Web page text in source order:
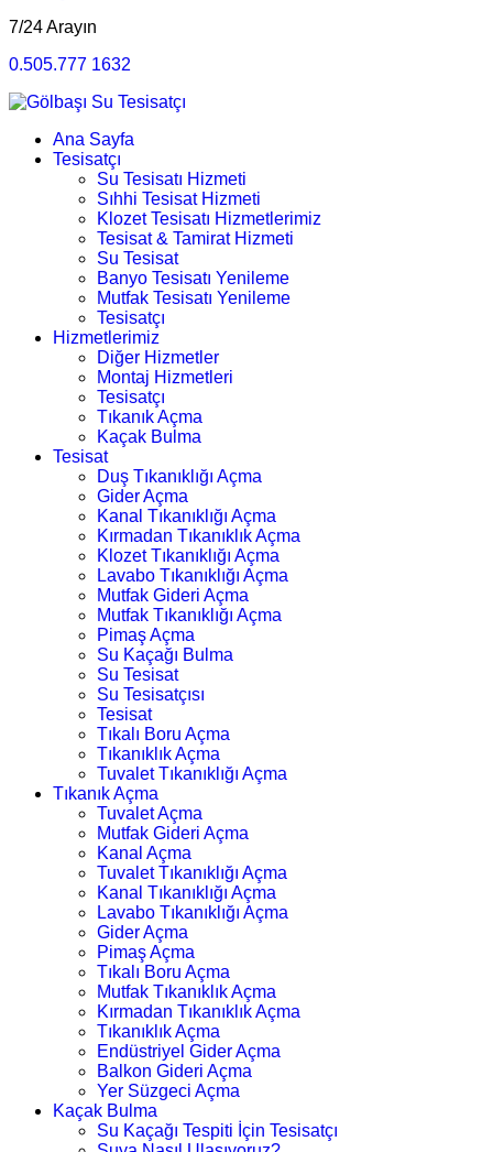
7/24 Arayın
0.505.777 1632
Ana Sayfa
Tesisatçı
Su Tesisatı Hizmeti
Sıhhi Tesisat Hizmeti
Klozet Tesisatı Hizmetlerimiz
Tesisat & Tamirat Hizmeti
Su Tesisat
Banyo Tesisatı Yenileme
Mutfak Tesisatı Yenileme
Tesisatçı
Hizmetlerimiz
Diğer Hizmetler
Montaj Hizmetleri
Tesisatçı
Tıkanık Açma
Kaçak Bulma
Tesisat
Duş Tıkanıklığı Açma
Gider Açma
Kanal Tıkanıklığı Açma
Kırmadan Tıkanıklık Açma
Klozet Tıkanıklığı Açma
Lavabo Tıkanıklığı Açma
Mutfak Gideri Açma
Mutfak Tıkanıklığı Açma
Pimaş Açma
Su Kaçağı Bulma
Su Tesisat
Su Tesisatçısı
Tesisat
Tıkalı Boru Açma
Tıkanıklık Açma
Tuvalet Tıkanıklığı Açma
Tıkanık Açma
Tuvalet Açma
Mutfak Gideri Açma
Kanal Açma
Tuvalet Tıkanıklığı Açma
Kanal Tıkanıklığı Açma
Lavabo Tıkanıklığı Açma
Gider Açma
Pimaş Açma
Tıkalı Boru Açma
Mutfak Tıkanıklık Açma
Kırmadan Tıkanıklık Açma
Tıkanıklık Açma
Endüstriyel Gider Açma
Balkon Gideri Açma
Yer Süzgeci Açma
Kaçak Bulma
Su Kaçağı Tespiti İçin Tesisatçı